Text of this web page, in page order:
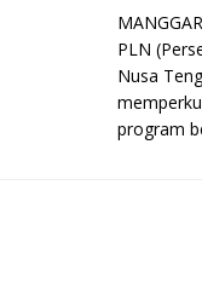
PLN
Nusa
program